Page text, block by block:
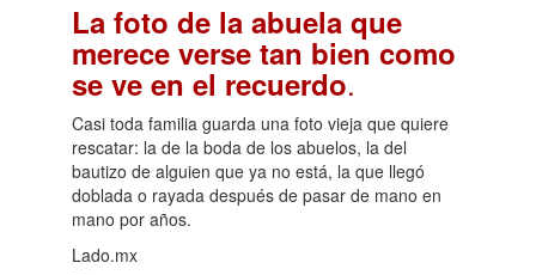
La foto de la abuela que
merece verse tan bien como
se ve en el recuerdo.
Casi toda familia guarda una foto vieja que quiere
rescatar: la de la boda de los abuelos, la del
bautizo de alguien que ya no está, la que llegó
doblada o rayada después de pasar de mano en
mano por años.
Lado.mx